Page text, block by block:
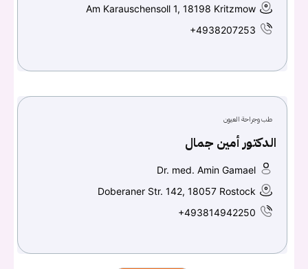
Am Karauschensoll 1, 18198 Kritzmow
+4938207253
طب وجراحة العيون
الدكتور أمين جمال
Dr. med. Amin Gamael
Doberaner Str. 142, 18057 Rostock
+493814942250